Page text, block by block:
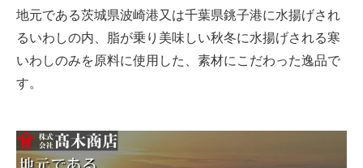
地元である茨城県波崎港又は千葉県銚子港に水揚げされ
るいわしの内、脂が乗り美味しい秋冬に水揚げされる寒
いわしのみを原料に使用した、素材にこだわった逸品で
す。